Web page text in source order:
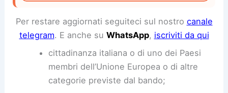
Per restare aggiornati seguiteci sul nostro canale
telegram. E anche su WhatsApp, iscriviti da qui
cittadinanza italiana o di uno dei Paesi
membri dell’Unione Europea o di altre
categorie previste dal bando;